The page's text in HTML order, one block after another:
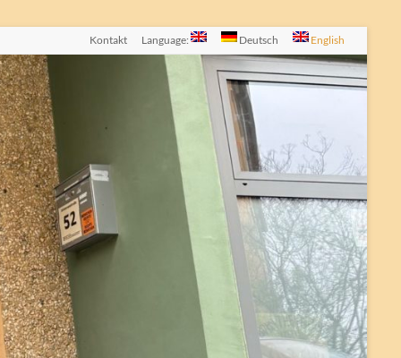
Kontakt Language: Deutsch English